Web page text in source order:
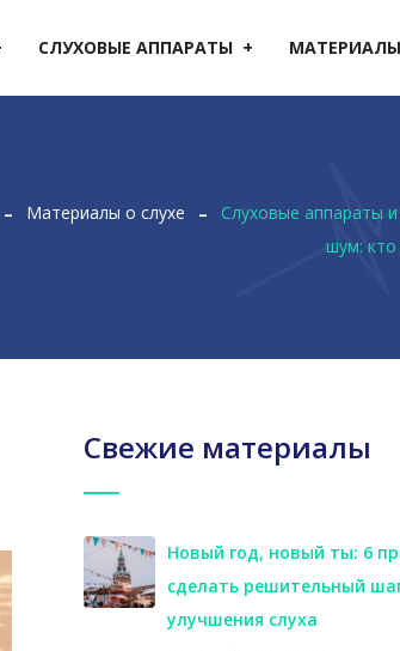
СЛУХОВЫЕ АППАРАТЫ МАТЕРИАЛЫ
Материалы о слухе
Слуховые аппараты
шум: кто
Свежие материалы
Новый год, новый ты: 6
сделать решительный
улучшения слуха